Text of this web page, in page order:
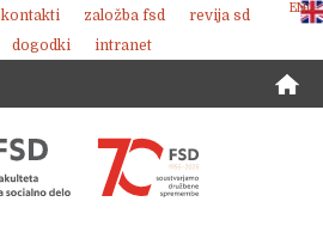
ENG
kontakti založba fsd
revija sd
dogodki intranet